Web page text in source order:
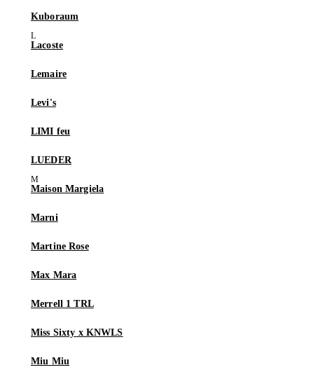
Kuboraum
Lacoste
Lemaire
Levi's
LIMI feu
LUEDER
Maison Margiela
Marni
Martine Rose
Max Mara
Merrell 1 TRL
Miss Sixty x KNWLS
Miu Miu